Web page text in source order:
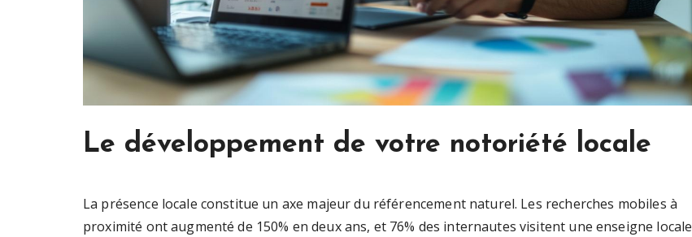
Le développement de votre notoriété locale
La présence locale constitue un axe majeur du référencement naturel. Les recherches mobiles à
proximité ont augmenté de 150% en deux ans, et 76% des internautes visitent une enseigne locale